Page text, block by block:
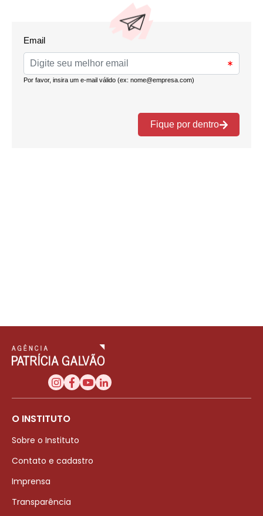
O INSTITUTO
Sobre o Instituto
Contato e cadastro
Imprensa
Transparência